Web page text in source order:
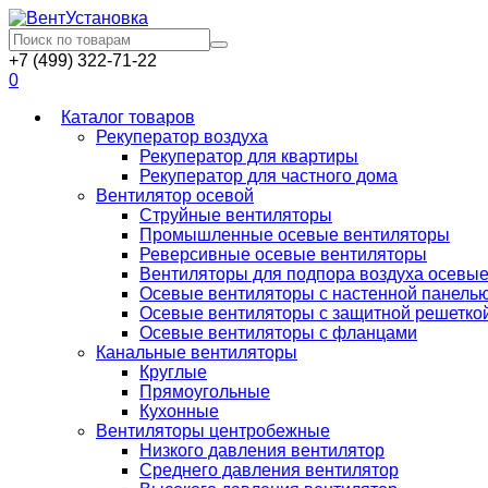
+7 (499) 322-71-22
0
Каталог товаров
Рекуператор воздуха
Рекуператор для квартиры
Рекуператор для частного дома
Вентилятор осевой
Струйные вентиляторы
Промышленные осевые вентиляторы
Реверсивные осевые вентиляторы
Вентиляторы для подпора воздуха осевые
Осевые вентиляторы с настенной
Осевые вентиляторы с защитной
Осевые вентиляторы с фланцами
Канальные вентиляторы
Круглые
Прямоугольные
Кухонные
Вентиляторы центробежные
Низкого давления вентилятор
Среднего давления вентилятор